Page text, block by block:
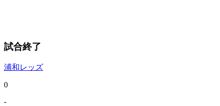
試合終了
浦和レッズ
0
-